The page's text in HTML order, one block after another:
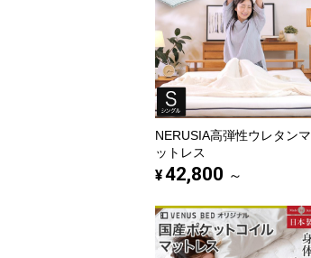
NERUSIA高弾性ウレタンマ
ットレス
¥42,800 ～